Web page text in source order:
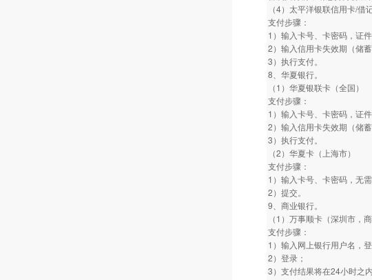
（4）太平洋银联信用卡/借
支付步骤：
1）输入卡号、卡密码，证件
2）输入信用卡失效期（储
3）执行支付。
8、华夏银行。
（1）华夏银联卡（全国）
支付步骤：
1）输入卡号、卡密码，证件
2）输入信用卡失效期（储
3）执行支付。
（2）华夏卡（上海市）
支付步骤：
1）输入卡号、卡密码，无
2）提交。
9、商业银行。
（1）万事顺卡（深圳市，商
支付步骤：
1）输入网上银行用户名，登
2）登录；
3）支付结果将在24小时之内